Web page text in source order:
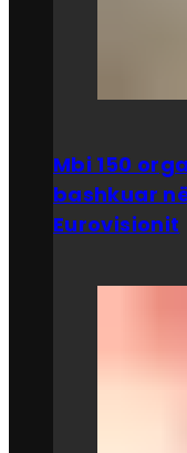
Mbi 150
bashkuar
Eurovisionit